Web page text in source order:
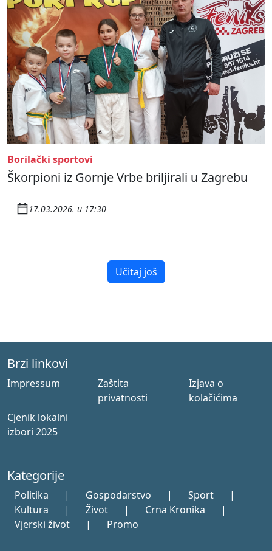
Borilački sportovi
Škorpioni iz Gornje Vrbe briljirali u Zagrebu
17.03.2026. u 17:30
Učitaj još
Brzi linkovi
Impressum
Zaštita
privatnosti
Izjava o
kolačićima
Cjenik lokalni
izbori 2025
Kategorije
Politika | Gospodarstvo | Sport
|
Kultura
| Život | Crna Kronika
|
Vjerski život
| Promo